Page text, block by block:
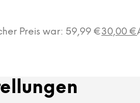
Preis war: 59,99 €30,00 €